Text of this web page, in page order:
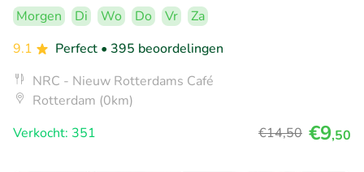
Morgen Di Wo Do Vr
Za
9.1
Perfect • 395 beoordelingen
NRC - Nieuw Rotterdams Café
Rotterdam (0km)
Verkocht: 351
€14,50 €9,50